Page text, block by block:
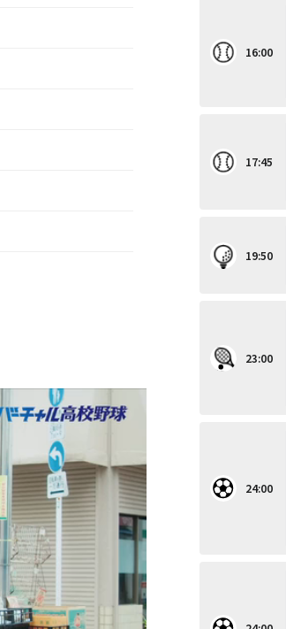
16:00
17:45
19:50
23:00
24:00